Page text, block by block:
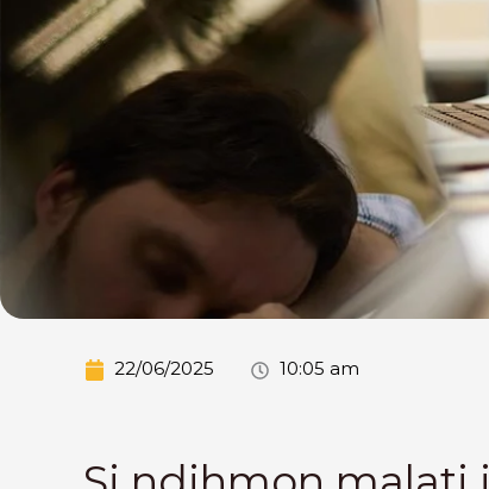
22/06/2025 10:05 am